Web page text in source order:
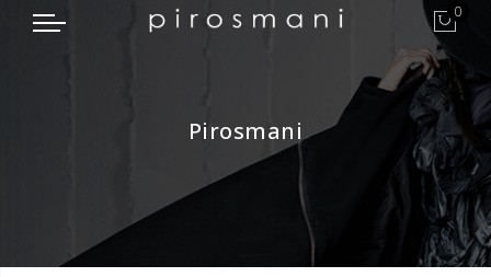
0
Pirosmani